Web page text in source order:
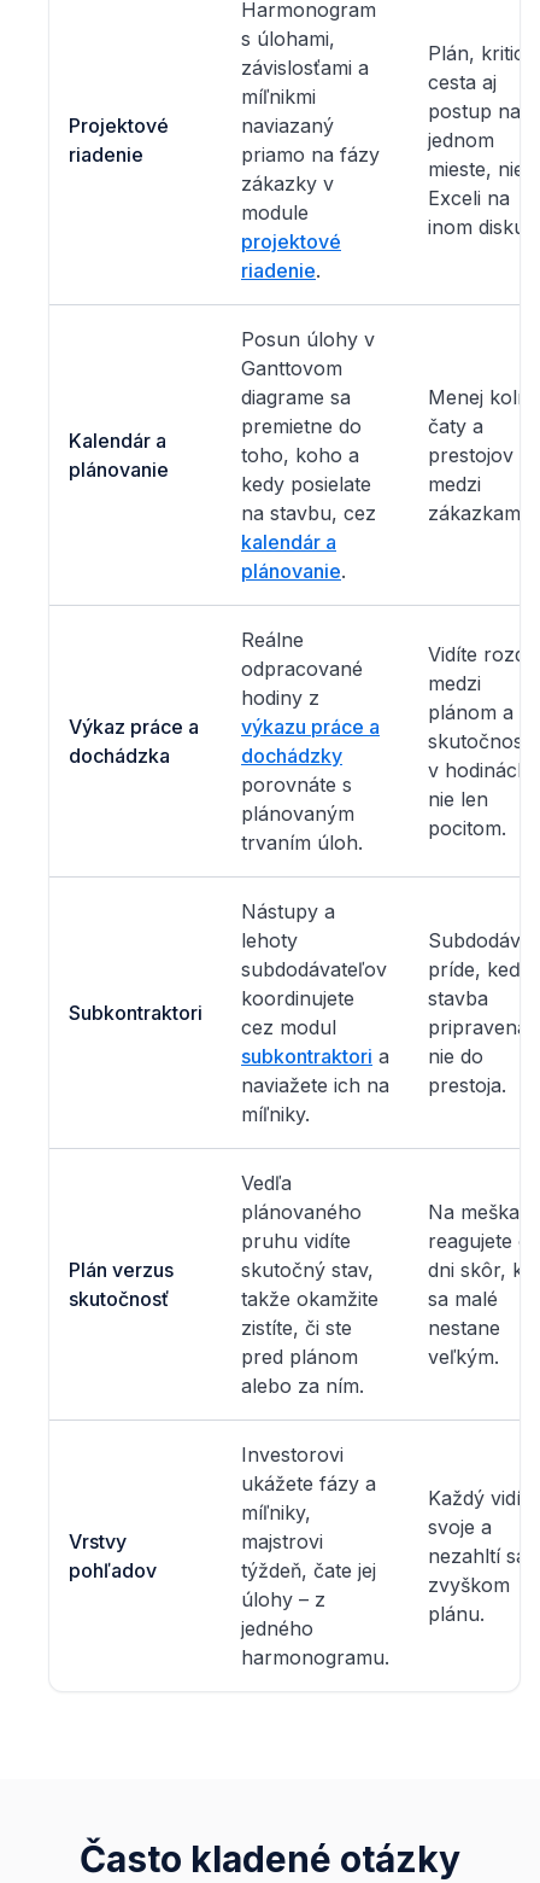
Projektové
riadenie
Harmonogram
s úlohami,
závislosťami a
míľnikmi
naviazaný
priamo na fázy
zákazky v
module
projektové
riadenie.
Plán,
cesta aj
postup na
jednom
mieste, nie v
Exceli na
inom disku.
Kalendár a
plánovanie
Posun úlohy v
Ganttovom
diagrame sa
premietne do
toho, koho a
kedy posielate
na stavbu, cez
kalendár a
plánovanie.
Menej kolízií
čaty a
prestojov
medzi
zákazkami.
Výkaz práce a
dochádzka
Reálne
odpracované
hodiny z
výkazu práce a
dochádzky
porovnáte s
plánovaným
trvaním úloh.
Vidíte
medzi
plánom a
v hodinách,
nie len
pocitom.
Subkontraktori
Nástupy a
lehoty
subdodávateľov
koordinujete
cez modul
subkontraktori a
naviažete ich na
míľniky.
príde, keď
stavba
pripravená,
nie do
prestoja.
Plán verzus
skutočnosť
Vedľa
plánovaného
pruhu vidíte
skutočný stav,
takže okamžite
zistíte, či ste
pred plánom
alebo za ním.
Na
reagujete o
dni skôr,
sa malé
nestane
veľkým.
Vrstvy
pohľadov
Investorovi
ukážete fázy a
míľniky,
majstrovi
týždeň, čate jej
úlohy – z
jedného
harmonogramu.
Každý vidí
svoje a
nezahltí sa
zvyškom
plánu.
Často kladené otázky